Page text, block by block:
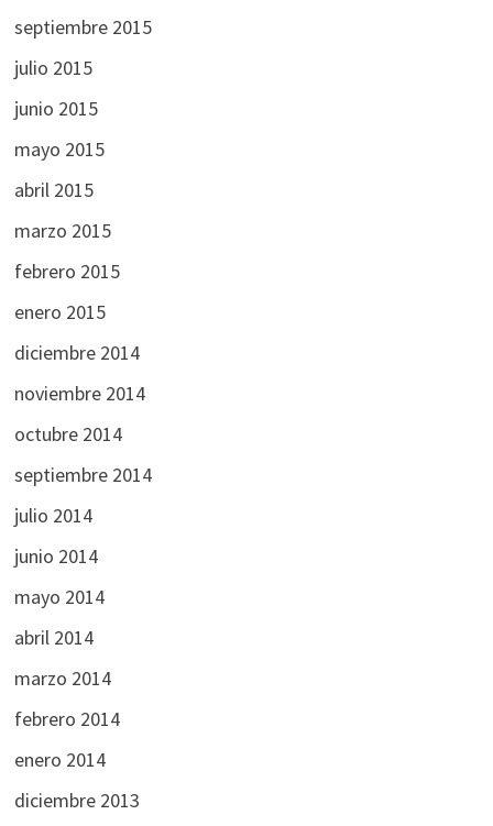
septiembre 2015
julio 2015
junio 2015
mayo 2015
abril 2015
marzo 2015
febrero 2015
enero 2015
diciembre 2014
noviembre 2014
octubre 2014
septiembre 2014
julio 2014
junio 2014
mayo 2014
abril 2014
marzo 2014
febrero 2014
enero 2014
diciembre 2013